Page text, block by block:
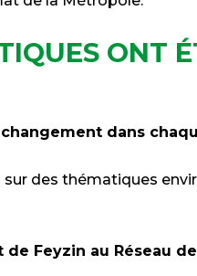
ONT
dans
des thématiques
Feyzin au Réseau